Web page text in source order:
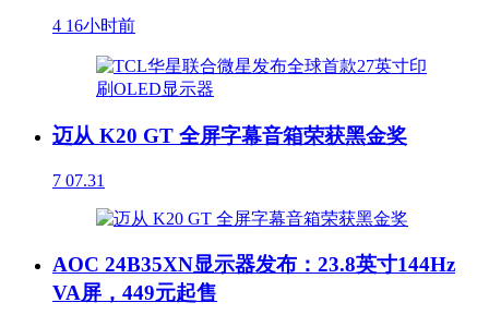
4 16小时前
迈从 K20 GT 全屏字幕音箱荣获黑金奖
7 07.31
AOC 24B35XN显示器发布：23.8英寸144Hz
VA屏，449元起售